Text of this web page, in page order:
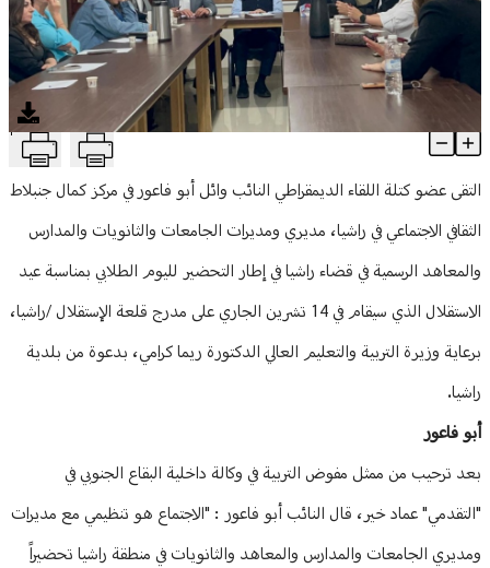
ثقافة ومجتمع
منوعات
أبو فاعور: اللقاء رسالة وحدة وطنية في زمن الانقسامات اللبنانية T
Article Content
التقى عضو كتلة اللقاء الديمقراطي النائب وائل أبو فاعور في مركز كمال جنبلاط
الثقافي الاجتماعي في راشيا، مديري ومديرات الجامعات والثانويات والمدارس
والمعاهد الرسمية في قضاء راشيا في إطار التحضير لليوم الطلابي بمناسبة عيد
الاستقلال الذي سيقام في 14 تشرين الجاري على مدرج قلعة الإستقلال /راشيا،
برعاية وزيرة التربية والتعليم العالي الدكتورة ريما كرامي، بدعوة من بلدية
راشيا.
أبو فاعور
بعد ترحيب من ممثل مفوض التربية في وكالة داخلية البقاع الجنوبي في
"التقدمي" عماد خير، قال النائب أبو فاعور : "‏الاجتماع هو تنظيمي مع مديرات
ومديري الجامعات والمدارس والمعاهد والثانويات في منطقة راشيا تحضيراً